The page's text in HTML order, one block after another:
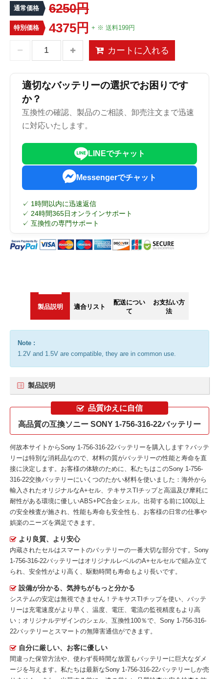
通常価格 6250円
特別価格 4375円 + ※ 送料199円
カートに入れる
適切なバッテリーの選択でお困りです
か？
互換性の確認、製品のご相談、卸売注文まで迅速
に対応いたします。
LINEでチャット
Messengerでチャット
✓ 1時間以内に迅速返信
✓ 24時間365日オンラインサポート
✓ 互換性の専門サポート
製品説明 適合リスト
配送につい
て
お支払い方
法
Note :
1.2V and 1.5V are compatible, they are in common use.
製品説明
品質ゆえに自信
高品質の互換ソニー SONY 1-756-316-22バッテリー
何故本サイトからSony 1-756-316-22バッテリーを購入します？バッテ
リーは特別な消耗品なので、材料の質がバッテリーの性能と寿命を直
接に決定します。お客様の体験のために、私たちはこのSony 1-756-
316-22交換バッテリーにいくつのたかい材料を使いました：海外から
輸入されたオリジナルなA+セル、テキサスTIチップと高温及び摩耗に
耐性がある環境に優しいABS+PC合金シェル。出荷する前に100以上
の安全検査が施され、性能も寿命も安全性も、お客様の日常の仕事や
娯楽のニーズを満足できます。
より良質、より安心
内蔵されたセルはスマートのバッテリーの一番大切な部分です。 Sony
1-756-316-22バッテリーはオリジナルレベルのA+セルセルで組み立て
られ、安全性がより高く、駆動時間も寿命もより長いです。
設備が分かる、気持ちがもっと分かる
システムの安定は無視できません！テキサスTIチップを使い、バッテ
リーは充電速度がより早く、温度、電圧、電流の監視精度もより高
い；オリジナルデザインのシェル、互換性100％で、Sony 1-756-316-
22バッテリーとスマートの無障害通信ができます。
自分に厳しい、お客に優しい
間違った保管方法や、使わず長時間な放置もバッテリーに巨大なダメ
ージを与えます。私たちは最新なSony 1-756-316-22バッテリー しか売